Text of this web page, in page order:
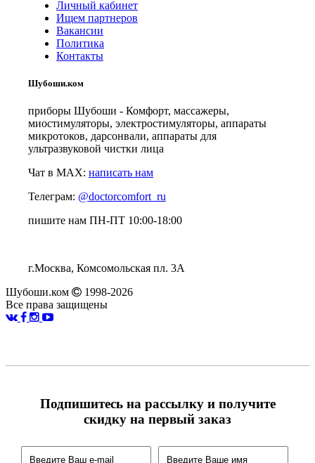
Личный кабинет
Ищем партнеров
Вакансии
Политика
Контакты
Шубоши.ком
приборы Шубоши - Комфорт, массажеры,
миостимуляторы, электростимуляторы, аппараты
микротоков, дарсонвали, аппараты для
ультразвуковой чистки лица
Чат в MAX: написать нам
Телеграм: @doctorcomfort_ru
пишите нам ПН-ПТ 10:00-18:00
г.Москва, Комсомольская пл. 3А
Шубоши.ком
1998-2026
Все права защищены
Подпишитесь на рассылку и получите
скидку на первый заказ